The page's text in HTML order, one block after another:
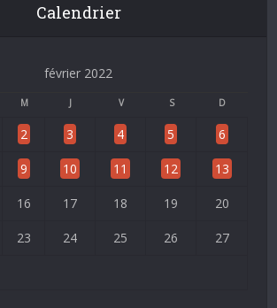
Calendrier
février 2022
M J V S D
2 3 4 5 6
9 10 11 12 13
16 17 18 19 20
23 24 25 26 27